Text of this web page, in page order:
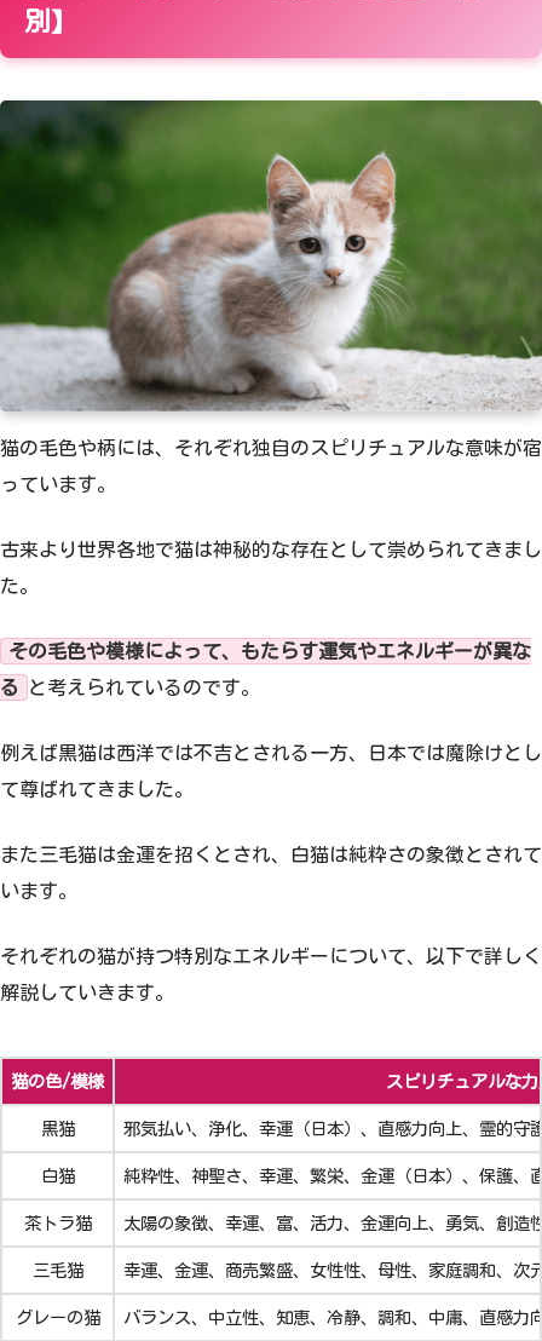
別】
猫の毛色や柄には、それぞれ独自のスピリチュアルな意味が宿
っています。
古来より世界各地で猫は神秘的な存在として崇められてきまし
た。
その毛色や模様によって、もたらす運気やエネルギーが異な
る
と考えられているのです。
例えば黒猫は西洋では不吉とされる一方、日本では魔除けとし
て尊ばれてきました。
また三毛猫は金運を招くとされ、白猫は純粋さの象徴とされて
います。
それぞれの猫が持つ特別なエネルギーについて、以下で詳しく
解説していきます。
猫の色/模様 スピリチュアルな
黒猫 邪気払い、浄化、幸運（日本）、直感力向上、霊的守
白猫 純粋性、神聖さ、幸運、繁栄、金運（日本）、保護、
茶トラ猫 太陽の象徴、幸運、富、活力、金運向上、勇気、創造
三毛猫 幸運、金運、商売繁盛、女性性、母性、家庭調和、次
グレーの猫 バランス、中立性、知恵、冷静、調和、中庸、直感力